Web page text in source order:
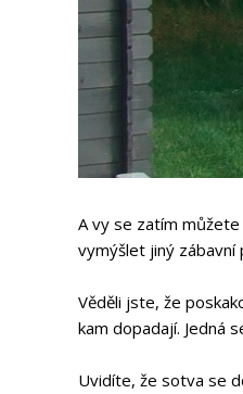
A vy se zatím
vymýšlet jiný
Věděli jste, že
kam dopadají. Jedná
Uvidíte, že sotva se